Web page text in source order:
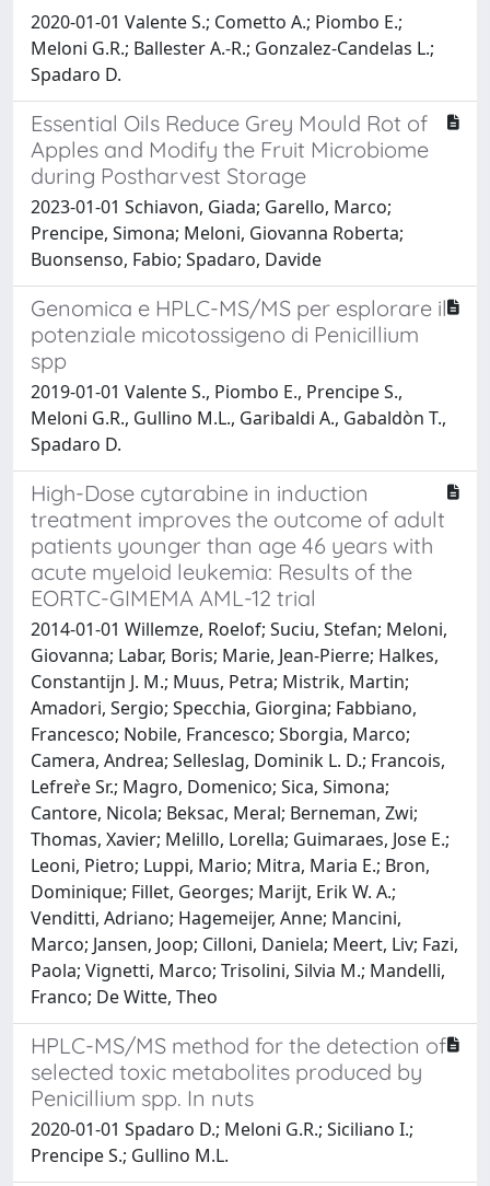
2020-01-01 Valente S.; Cometto A.; Piombo E.;
Meloni G.R.; Ballester A.-R.; Gonzalez-Candelas L.;
Spadaro D.
Essential Oils Reduce Grey Mould Rot of
Apples and Modify the Fruit Microbiome
during Postharvest Storage
2023-01-01 Schiavon, Giada; Garello, Marco;
Prencipe, Simona; Meloni, Giovanna Roberta;
Buonsenso, Fabio; Spadaro, Davide
Genomica e HPLC-MS/MS per esplorare il
potenziale micotossigeno di Penicillium
spp
2019-01-01 Valente S., Piombo E., Prencipe S.,
Meloni G.R., Gullino M.L., Garibaldi A., Gabaldòn T.,
Spadaro D.
High-Dose cytarabine in induction
treatment improves the outcome of adult
patients younger than age 46 years with
acute myeloid leukemia: Results of the
EORTC-GIMEMA AML-12 trial
2014-01-01 Willemze, Roelof; Suciu, Stefan; Meloni,
Giovanna; Labar, Boris; Marie, Jean-Pierre; Halkes,
Constantijn J. M.; Muus, Petra; Mistrik, Martin;
Amadori, Sergio; Specchia, Giorgina; Fabbiano,
Francesco; Nobile, Francesco; Sborgia, Marco;
Camera, Andrea; Selleslag, Dominik L. D.; Francois,
Lefrer̀e Sr.; Magro, Domenico; Sica, Simona;
Cantore, Nicola; Beksac, Meral; Berneman, Zwi;
Thomas, Xavier; Melillo, Lorella; Guimaraes, Jose E.;
Leoni, Pietro; Luppi, Mario; Mitra, Maria E.; Bron,
Dominique; Fillet, Georges; Marijt, Erik W. A.;
Venditti, Adriano; Hagemeijer, Anne; Mancini,
Marco; Jansen, Joop; Cilloni, Daniela; Meert, Liv; Fazi,
Paola; Vignetti, Marco; Trisolini, Silvia M.; Mandelli,
Franco; De Witte, Theo
HPLC-MS/MS method for the detection of
selected toxic metabolites produced by
Penicillium spp. In nuts
2020-01-01 Spadaro D.; Meloni G.R.; Siciliano I.;
Prencipe S.; Gullino M.L.